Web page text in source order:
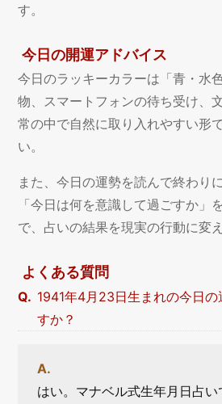
す。
今日の開運アドバイス
今日のラッキーカラーは「青・水
物、スマートフォンの待ち受け、
常の中で自然に取り入れやすい形
い。
また、今日の運勢を読んで終わり
「今日は何を意識して過ごすか」
で、占いの結果を現実の行動に変
よくある質問
1941年4月23日生まれの今日の
すか？
はい。マナベル式生年月日占い